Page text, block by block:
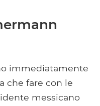
immediatamente
che fare con le
messicano